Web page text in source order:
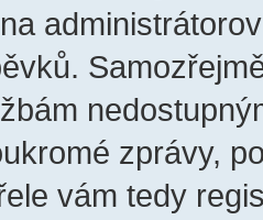
zprávy,
vám tedy